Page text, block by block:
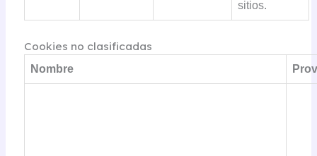
sitios.
Cookies no clasificadas
Nombre